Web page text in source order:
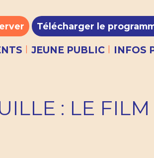
Télécharger le
| JEUNE PUBLIC | INFOS
: LE FILM